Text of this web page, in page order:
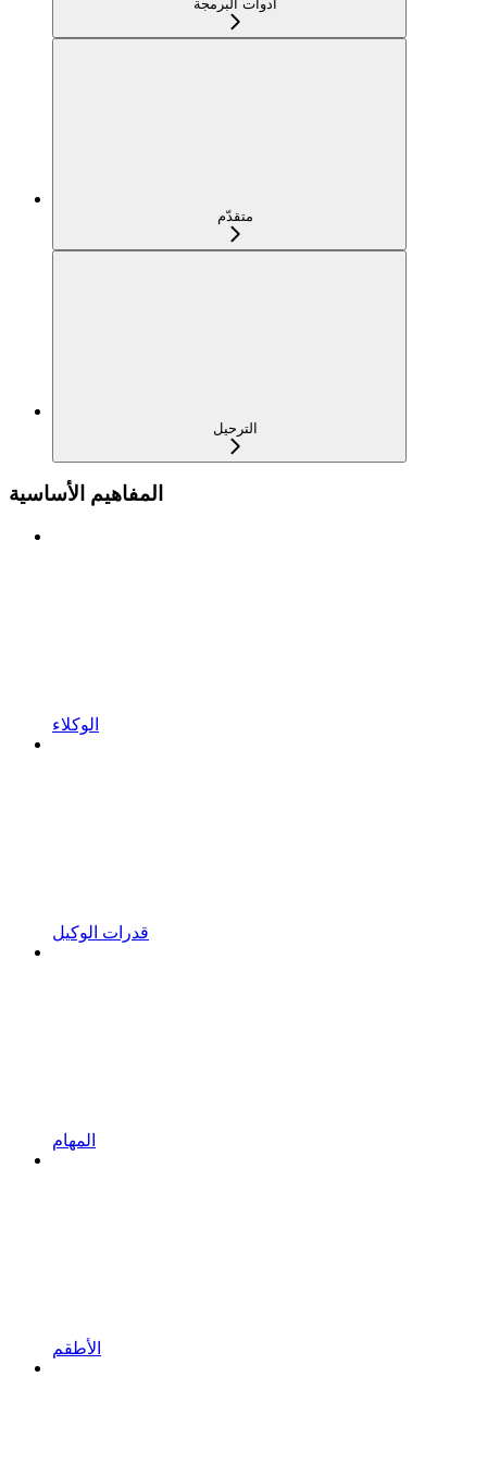
أدوات البرمجة
متقدّم
الترحيل
المفاهيم الأساسية
الوكلاء
قدرات الوكيل
المهام
الأطقم